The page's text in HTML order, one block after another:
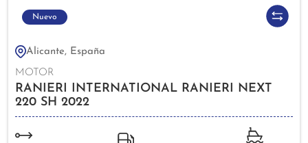
Nuevo
Alicante, España
MOTOR
RANIERI INTERNATIONAL RANIERI NEXT
220 SH 2022